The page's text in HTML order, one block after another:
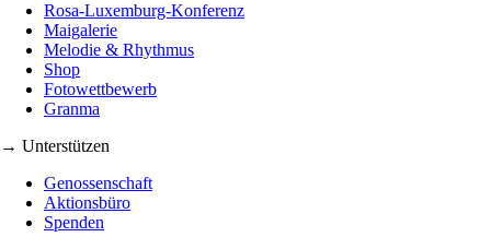
Rosa-Luxemburg-Konferenz
Maigalerie
Melodie & Rhythmus
Shop
Fotowettbewerb
Granma
→ Unterstützen
Genossenschaft
Aktionsbüro
Spenden